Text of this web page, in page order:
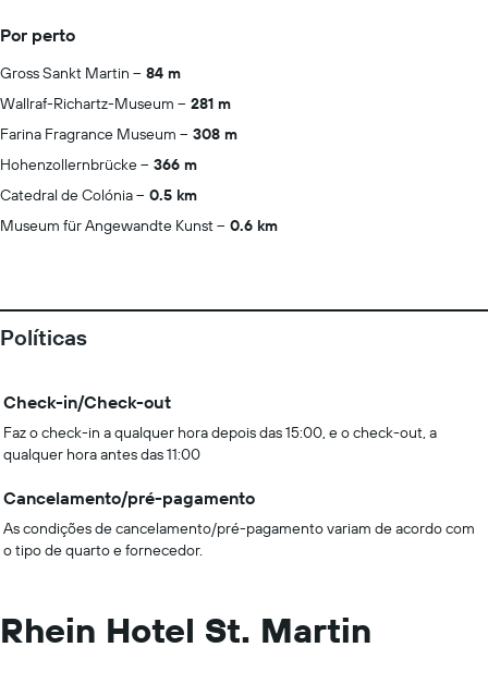
Por perto
Gross Sankt Martin
84 m
Wallraf-Richartz-Museum
281 m
Farina Fragrance Museum
308 m
Hohenzollernbrücke
366 m
Catedral de Colónia
0.5 km
Museum für Angewandte Kunst
0.6 km
Políticas
Check-in/Check-out
Faz o check-in a qualquer hora depois das 15:00, e o check-out, a
qualquer hora antes das 11:00
Cancelamento/pré-pagamento
As condições de cancelamento/pré-pagamento variam de acordo com
o tipo de quarto e fornecedor.
Rhein Hotel St. Martin